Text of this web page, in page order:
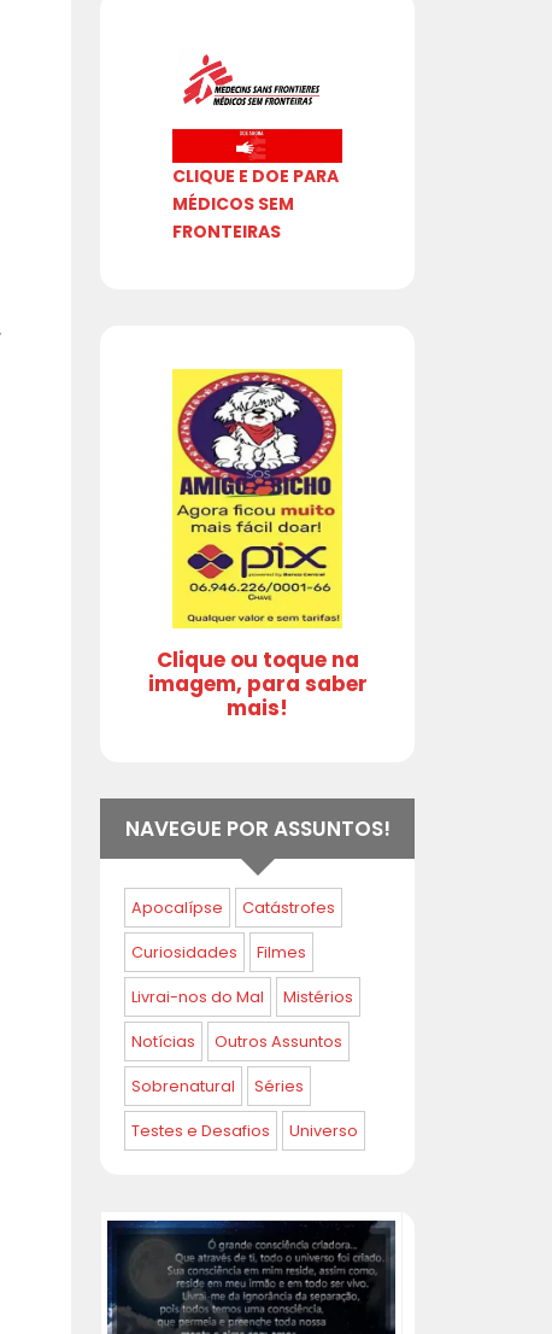
CLIQUE E DOE PARA
MÉDICOS SEM
FRONTEIRAS
Clique ou toque na
imagem, para saber
mais!
NAVEGUE POR ASSUNTOS!
Apocalípse Catástrofes
Curiosidades Filmes
Livrai-nos do Mal Mistérios
Notícias Outros Assuntos
Sobrenatural Séries
Testes e Desafios Universo